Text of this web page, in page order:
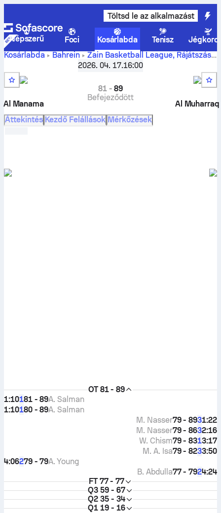
Töltsd le az alkalmazást
Népszerű Foci Kosárlabda Tenisz
Kosárlabda
Bahrein
Zain Basketball League, Rájátszás
Al Manama vs Al Muharraq élő eredmények,
összehasonlítás, program, tippek és statisztikák
2026. 04. 17.16:00
Al Manama
81-89
Befejeződött
Al Muharraq
Áttekintés Kezdő Felállások Mérkőzések
OT 81 - 89
1:10181 - 89A. Salman
1:10180 - 89A. Salman
1:22
3
79 - 89
M. Nasser
2:16
3
79 - 86
M. Nasser
3:17
1
79 - 83
W. Chism
3:50
3
79 - 82
M. A. Isa
4:06279 - 79A. Young
4:24
2
77 - 79
B. Abdulla
FT 77 - 77
Q3 59 - 67
Q2 35 - 34
Q1 19 - 16